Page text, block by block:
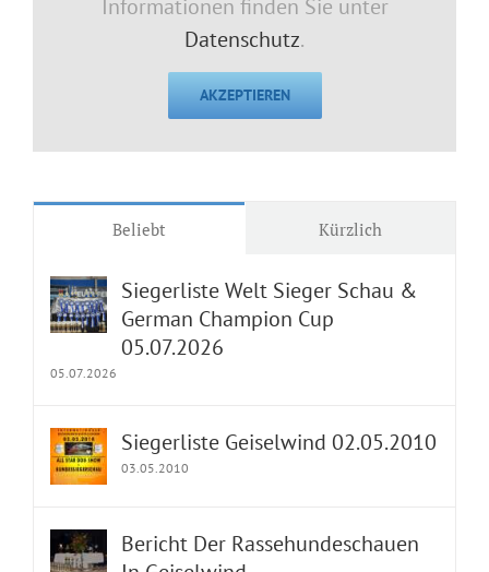
Informationen finden Sie unter
Datenschutz.
AKZEPTIEREN
Beliebt Kürzlich
Siegerliste Welt Sieger Schau &
German Champion Cup
05.07.2026
05.07.2026
Siegerliste Geiselwind 02.05.2010
03.05.2010
Bericht Der Rassehundeschauen